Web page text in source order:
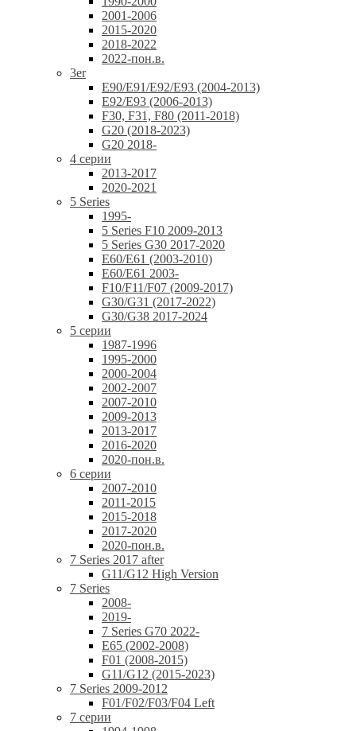
2001-2006
2015-2020
2018-2022
2022-пон.в.
3er
E90/E91/E92/E93 (2004-2013)
E92/E93 (2006-2013)
F30, F31, F80 (2011-2018)
G20 (2018-2023)
G20 2018-
4 серии
2013-2017
2020-2021
5 Series
1995-
5 Series F10 2009-2013
5 Series G30 2017-2020
E60/E61 (2003-2010)
E60/E61 2003-
F10/F11/F07 (2009-2017)
G30/G31 (2017-2022)
G30/G38 2017-2024
5 серии
1987-1996
1995-2000
2000-2004
2002-2007
2007-2010
2009-2013
2013-2017
2016-2020
2020-пон.в.
6 серии
2007-2010
2011-2015
2015-2018
2017-2020
2020-пон.в.
7 Series 2017 after
G11/G12 High Version
7 Series
2008-
2019-
7 Series G70 2022-
E65 (2002-2008)
F01 (2008-2015)
G11/G12 (2015-2023)
7 Series 2009-2012
F01/F02/F03/F04 Left
7 серии